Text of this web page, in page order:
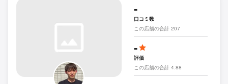
-
口コミ数
この店舗の合計 207
-
評価
この店舗の合計 4.88